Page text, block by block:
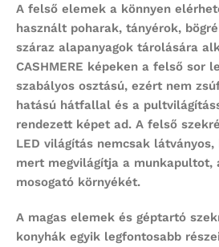
A felső elemek a könnyen
használt poharak, tányérok,
száraz alapanyagok tárolására
CASHMERE képeken a felső sor
szabályos osztású, ezért nem
hatású hátfallal és a
rendezett képet ad. A felső
LED világítás nemcsak
mert megvilágítja a munkapultot,
mosogató környékét.
A magas elemek és géptartó
konyhák egyik legfontosabb